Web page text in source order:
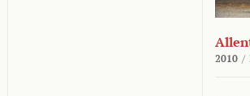
2010 /